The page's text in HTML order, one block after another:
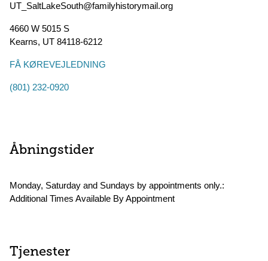
UT_SaltLakeSouth@familyhistorymail.org
4660 W 5015 S
Kearns, UT 84118-6212
FÅ KØREVEJLEDNING
(801) 232-0920
Åbningstider
Monday, Saturday and Sundays by appointments only.:
Additional Times Available By Appointment
Tjenester